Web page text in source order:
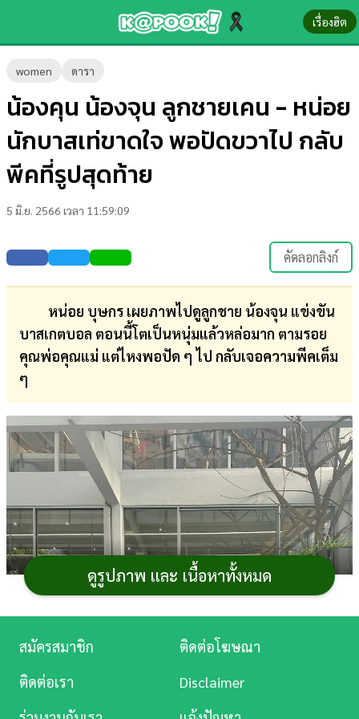
เรื่องฮิต
women ดารา
น้องคุน น้องจุน ลูกชายเคน - หน่อย
นักบาสเท่ขาดใจ พอปัดขวาไป กลับ
พีคที่รูปสุดท้าย
5 มิ.ย. 2566 เวลา 11:59:09
คัดลอกลิงก์
หน่อย บุษกร เผยภาพไปดูลูกชาย น้องจุน แข่งขัน
บาสเกตบอล ตอนนี้โตเป็นหนุ่มแล้วหล่อมาก ตามรอย
คุณพ่อคุณแม่ แต่ไหงพอปัด ๆ ไป กลับเจอความพีคเต็ม
ๆ
ดูรูปภาพ และ เนื้อหาทั้งหมด
ข่าว-
ความ
รู้
บันเทิง
ตรวจ
หวย
บอล
สด
การ
การ
ศึกษา
บันเทิง
ดู
หนัง
สมัครสมาชิก
ติดต่อโฆษณา
ติดต่อเรา
Disclaimer